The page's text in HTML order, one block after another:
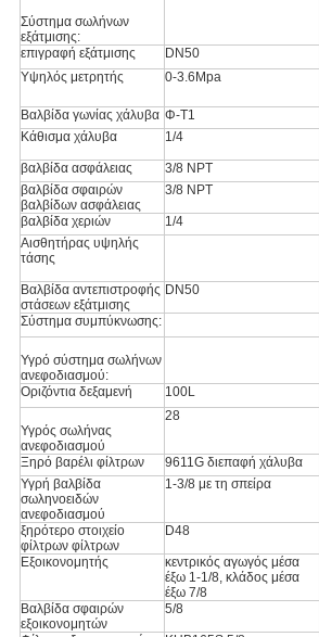
Σύστημα σωλήνων
εξάτμισης:
επιγραφή εξάτμισης
DN50
Υψηλός μετρητής
0-3.6Mpa
Βαλβίδα γωνίας χάλυβα Φ-T1
Κάθισμα χάλυβα
1/4
βαλβίδα ασφάλειας 3/8 NPT
βαλβίδα σφαιρών
βαλβίδων ασφάλειας
3/8 NPT
βαλβίδα χεριών 1/4
Αισθητήρας υψηλής
τάσης
Βαλβίδα αντεπιστροφής
στάσεων εξάτμισης
DN50
Σύστημα συμπύκνωσης:
Υγρό σύστημα σωλήνων
ανεφοδιασμού:
Οριζόντια δεξαμενή
100L
Υγρός σωλήνας
ανεφοδιασμού
28
Ξηρό βαρέλι φίλτρων 9611G διεπαφή χάλυβα
Υγρή βαλβίδα
σωληνοειδών
ανεφοδιασμού
1-3/8 με τη σπείρα
ξηρότερο στοιχείο
φίλτρων φίλτρων
D48
Εξοικονομητής
κεντρικός αγωγός μέσα
έξω 1-1/8, κλάδος μέσα
έξω 7/8
Βαλβίδα σφαιρών
εξοικονομητών
5/8